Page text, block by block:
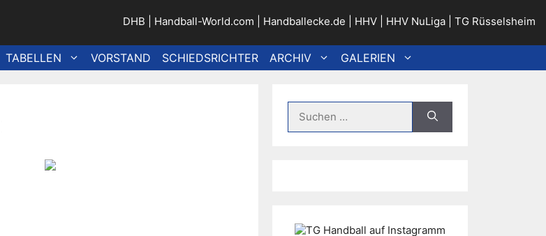
DHB Handball-World.com Handballecke.de HHV HHV NuLiga TG Rüsselsheim
TABELLEN VORSTAND SCHIEDSRICHTER ARCHIV GALERIEN
nach: